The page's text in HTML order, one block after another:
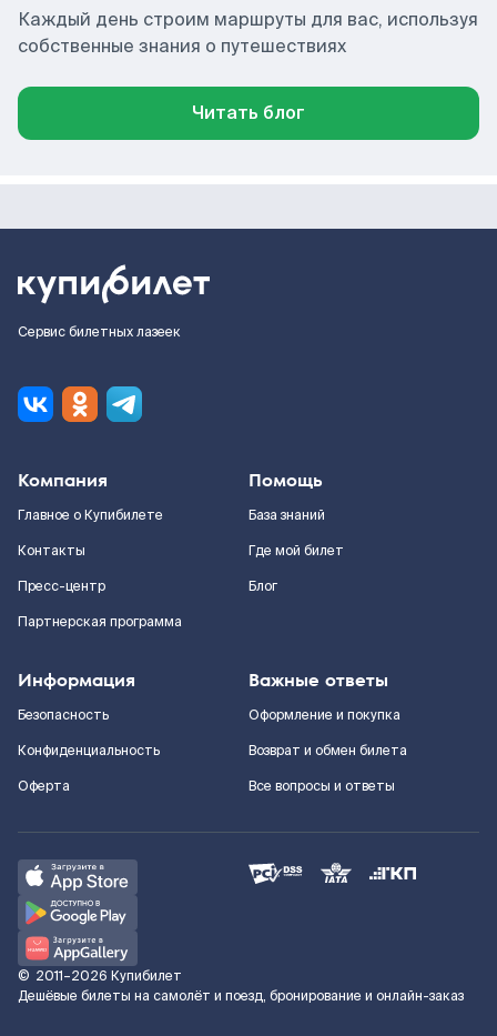
Каждый день строим маршруты для вас, используя
собственные знания о путешествиях
Читать блог
Сервис билетных лазеек
Компания
Главное о Купибилете
Контакты
Пресс-центр
Партнерская программа
Помощь
База знаний
Где мой билет
Блог
Информация
Безопасность
Конфиденциальность
Оферта
Важные ответы
Оформление и покупка
Возврат и обмен билета
Все вопросы и ответы
© 2011–2026 Купибилет
Дешёвые билеты на самолёт и поезд, бронирование и онлайн-заказ